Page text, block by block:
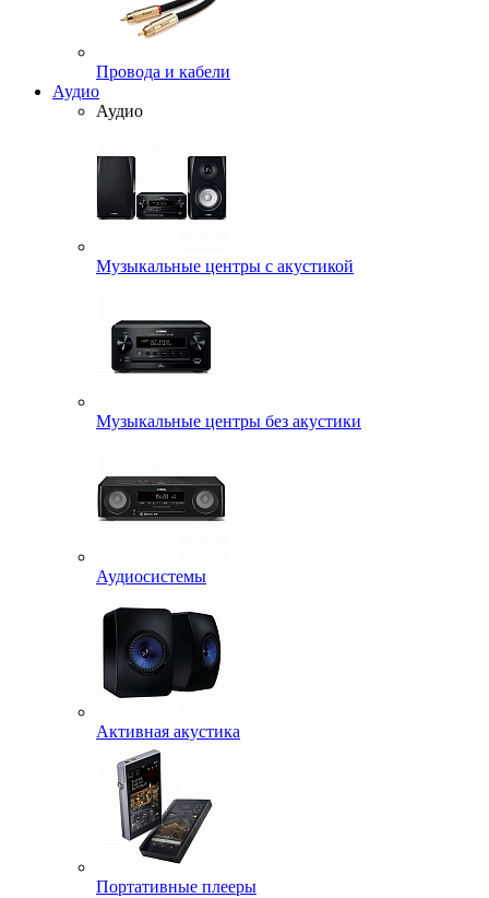
Провода и кабели
Аудио
Аудио
Музыкальные центры с акустикой
Музыкальные центры без акустики
Аудиосистемы
Активная акустика
Портативные плееры